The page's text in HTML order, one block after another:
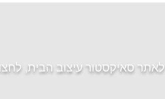
לאתר סאיקסטור עיצוב הבית,